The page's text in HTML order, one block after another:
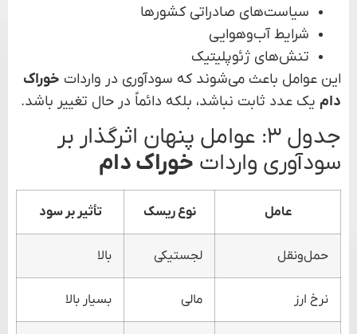
سیاست‌های صادراتی کشورها
شرایط آب‌وهوایی
تنش‌های ژئوپلیتیک
این عوامل باعث می‌شوند که سودآوری در واردات خوراک
دام یک عدد ثابت نباشد، بلکه دائماً در حال تغییر باشد.
جدول ۳: عوامل پنهان اثرگذار بر
سودآوری واردات خوراک دام
عامل نوع ریسک تأثیر بر سود
حمل‌ونقل لجستیکی بالا
نرخ ارز مالی بسیار بالا